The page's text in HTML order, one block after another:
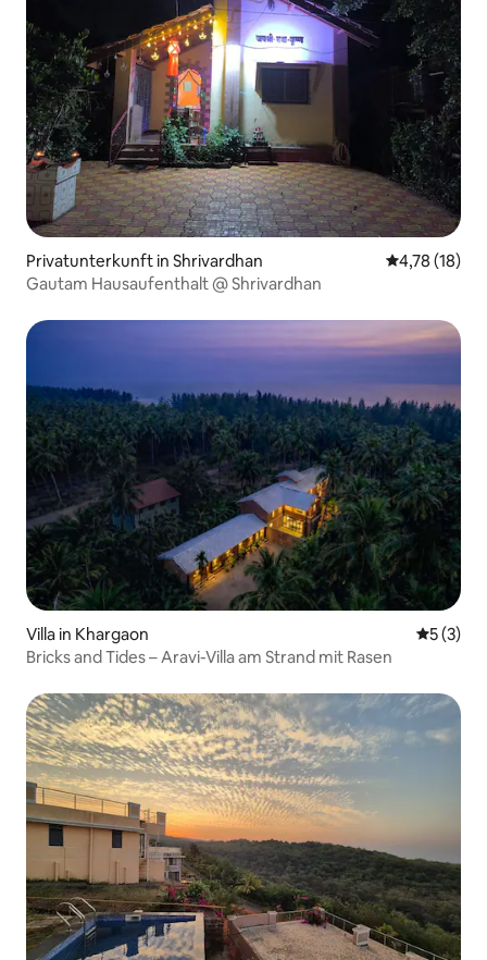
Privatunterkunft in Shrivardhan
4,78 (18)
Gautam Hausaufenthalt @ Shrivardhan
Villa in Khargaon
5 (3)
Bricks and Tides – Aravi-Villa am Strand mit Rasen